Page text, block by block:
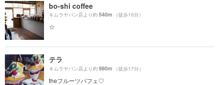
bo-shi coffee
キムラヤパン店より約540m （徒歩10分）
☆
テラ
キムラヤパン店より約980m （徒歩17分）
theフルーツパフェ♡